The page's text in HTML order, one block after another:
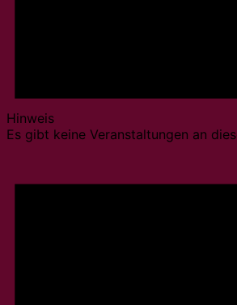
Hinweis
Es gibt keine Veranstaltungen an